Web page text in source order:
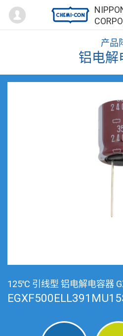
Mypage
产品
铝电解
125℃ 引线型 铝电解电容器